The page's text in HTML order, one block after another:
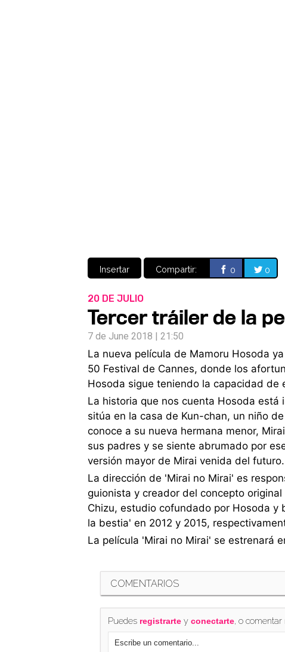
Insertar Compartir: 0 0
20 DE JULIO
Tercer tráiler de la
7 de June 2018 | 21:50
La nueva película de Mamoru Hosoda
50 Festival de Cannes, donde los
Hosoda sigue teniendo la capacidad de
La historia que nos cuenta Hosoda está
sitúa en la casa de Kun-chan, un niño
conoce a su nueva hermana menor,
sus padres y se siente abrumado por
versión mayor de Mirai venida del futuro.
La dirección de 'Mirai no Mirai' es
guionista y creador del concepto
Chizu, estudio cofundado por Hosoda y
la bestia' en 2012 y 2015,
La película 'Mirai no Mirai' se estrenará
COMENTARIOS
Puedes registrartey conectarte, o comentar